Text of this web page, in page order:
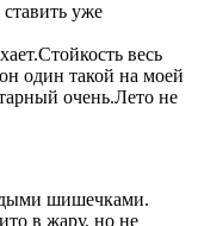
уже
весь
один такой на моей
очень.Лето не
шишечками.
в жару, но не